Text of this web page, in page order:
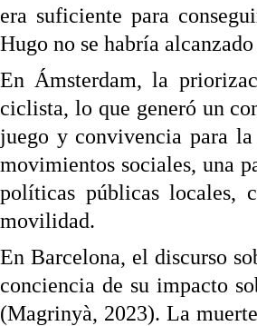
era suficiente para
Hugo no se habría
En Ámsterdam, la
ciclista, lo que generó un
juego y convivencia para
movimientos sociales, una
políticas públicas locales,
movilidad.
En Barcelona, el discurso
conciencia de su impacto
(Magrinyà, 2023). La